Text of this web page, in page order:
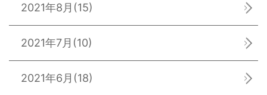
2021年8月 (15)
2021年7月 (10)
2021年6月 (18)